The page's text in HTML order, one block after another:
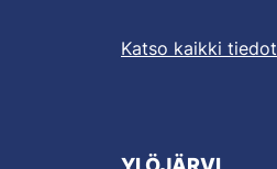
Katso kaikki tiedot